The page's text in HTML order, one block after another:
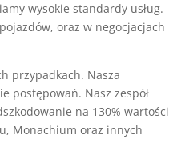
wysokie standardy usług.
oraz w negocjacjach
przypadkach. Nasza
postępowań. Nasz zespół
na 130% wartości
Monachium oraz innych